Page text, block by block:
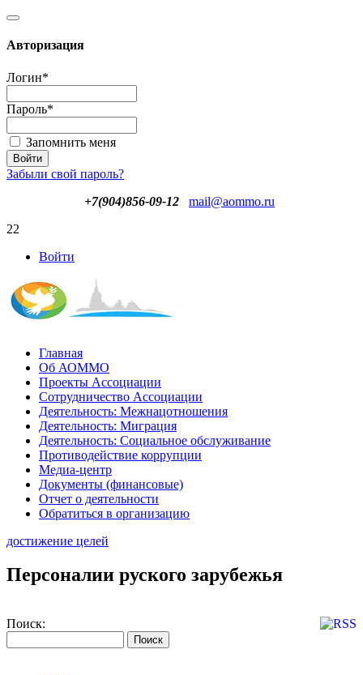
Авторизация
Логин*
Пароль*
Запомнить меня
Забыли свой пароль?
+7(904)856-09-12
mail@aommo.ru
22
Войти
Главная
Об АОММО
Проекты Ассоциации
Сотрудничество Ассоциации
Деятельность: Межнацотношения
Деятельность: Миграция
Деятельность: Социальное обслуживание
Противодействие коррупции
Медиа-центр
Документы (финансовые)
Отчет о деятельности
Обратиться в организацию
достижение целей
Персоналии руского зарубежья
Поиск: